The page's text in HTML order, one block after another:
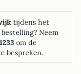
tijdens het
Neem
om de
bespreken.